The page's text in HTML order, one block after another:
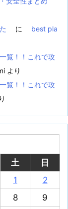
に
best pla
覧！！これで攻
より
覧！！これで攻
土 日
1
2
8
9